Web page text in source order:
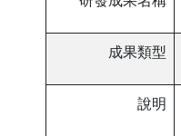
成果類型
說明